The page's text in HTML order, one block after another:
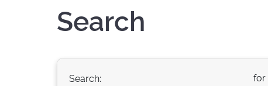
Search
Search: for